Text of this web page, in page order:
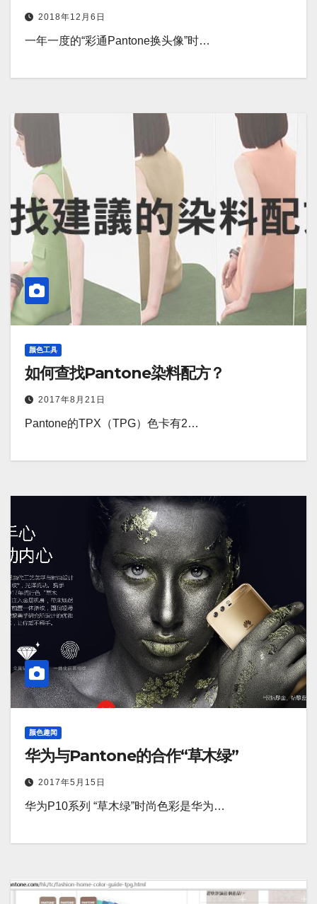
2018年12月6日
一年一度的“彩通Pantone换头像”时…
颜色工具
如何查找Pantone染料配方？
2017年8月21日
Pantone的TPX（TPG）色卡有2…
颜色趣闻
华为与Pantone的合作“草木绿”
2017年5月15日
华为P10系列 “草木绿”时尚色彩是华为…